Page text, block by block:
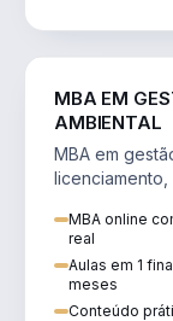
MBA EM
AMBIENTAL
MBA em
licenciamento,
MBA online
real
Aulas em 1
meses
Conteúdo